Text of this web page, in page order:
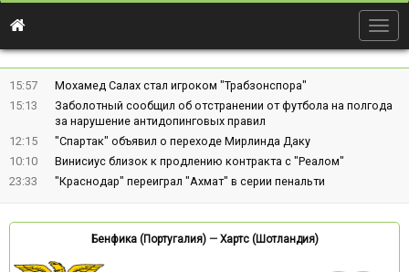
15:57
Мохамед Салах стал игроком "Трабзонспора"
15:13
Заболотный сообщил об отстранении от футбола на полгода
за нарушение антидопинговых правил
12:15
"Спартак" объявил о переходе Мирлинда Даку
10:10
Винисиус близок к продлению контракта с "Реалом"
23:33
"Краснодар" переиграл "Ахмат" в серии пенальти
Бенфика (Португалия)— Хартс (Шотландия)